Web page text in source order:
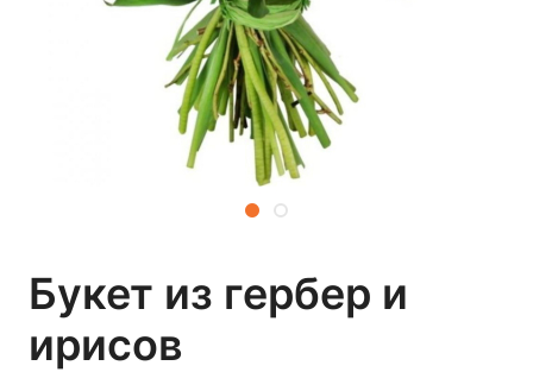
Букет из гербер и
ирисов